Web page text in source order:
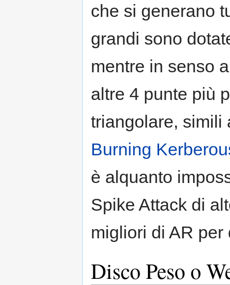
che si generano
grandi sono
mentre in senso
altre 4 punte più
triangolare, simili
Burning
è alquanto
Spike Attack di
migliori di AR
Disco Peso o